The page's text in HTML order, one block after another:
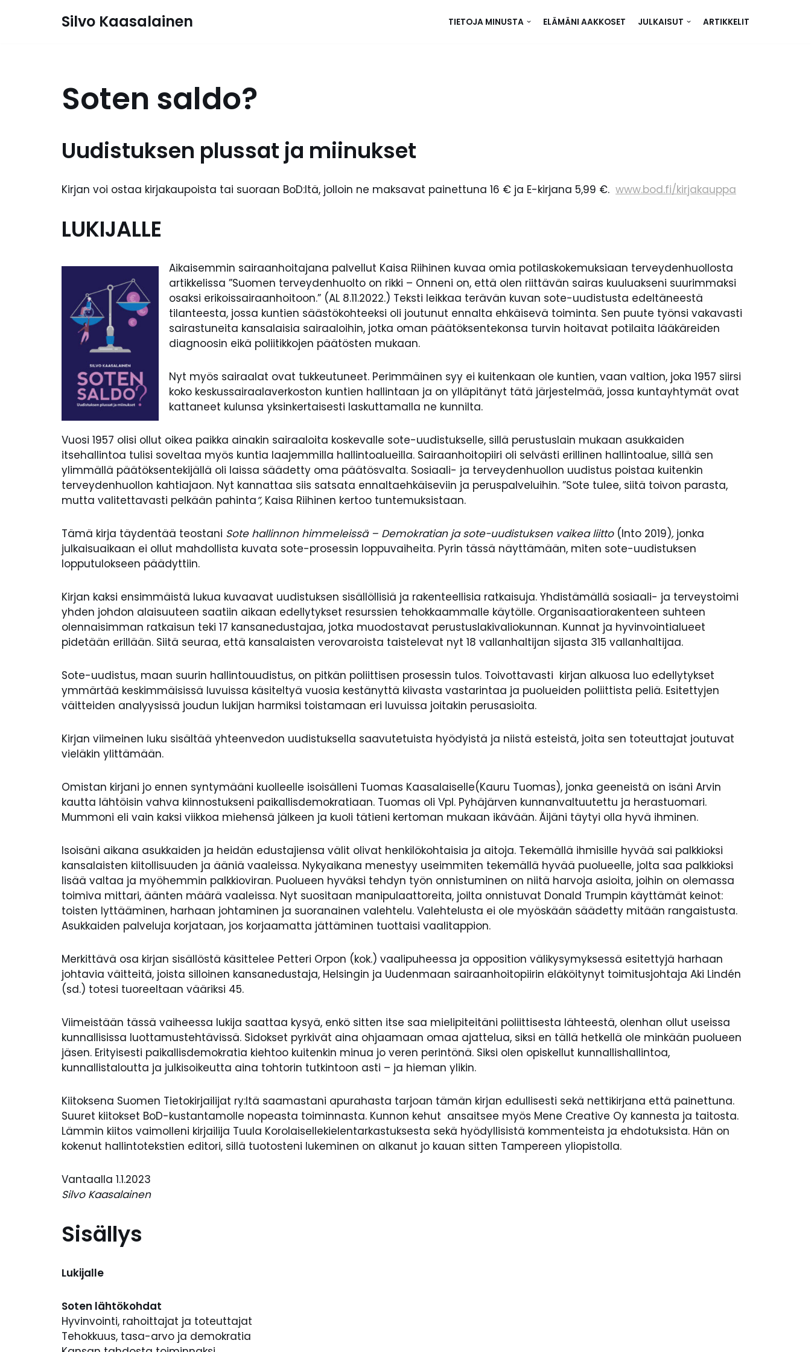
Silvo Kaasalainen TIETOJA MINUSTA ELÄMÄNI AAKKOSET JULKAISUT ARTIKKELIT
Soten saldo?
Uudistuksen plussat ja miinukset
Kirjan voi ostaa kirjakaupoista tai suoraan BoD:ltä, jolloin ne maksavat painettuna 16 € ja E-kirjana 5,99 €. www.bod.fi/kirjakauppa
LUKIJALLE
Aikaisemmin sairaanhoitajana palvellut Kaisa Riihinen kuvaa omia potilaskokemuksiaan terveydenhuollosta
artikkelissa ”Suomen terveydenhuolto on rikki – Onneni on, että olen riittävän sairas kuuluakseni suurimmaksi
osaksi erikoissairaanhoitoon.” (AL 8.11.2022.) Teksti leikkaa terävän kuvan sote-uudistusta edeltäneestä
tilanteesta, jossa kuntien säästökohteeksi oli joutunut ennalta ehkäisevä toiminta. Sen puute työnsi vakavasti
sairastuneita kansalaisia sairaaloihin, jotka oman päätöksentekonsa turvin hoitavat potilaita lääkäreiden
diagnoosin eikä poliitikkojen päätösten mukaan.
Nyt myös sairaalat ovat tukkeutuneet. Perimmäinen syy ei kuitenkaan ole kuntien, vaan valtion, joka 1957 siirsi
koko keskussairaalaverkoston kuntien hallintaan ja on ylläpitänyt tätä järjestelmää, jossa kuntayhtymät ovat
kattaneet kulunsa yksinkertaisesti laskuttamalla ne kunnilta.
Vuosi 1957 olisi ollut oikea paikka ainakin sairaaloita koskevalle sote-uudistukselle, sillä perustuslain mukaan asukkaiden
itsehallintoa tulisi soveltaa myös kuntia laajemmilla hallintoalueilla. Sairaanhoitopiiri oli selvästi erillinen hallintoalue, sillä sen
ylimmällä päätöksentekijällä oli laissa säädetty oma päätösvalta. Sosiaali- ja terveydenhuollon uudistus poistaa kuitenkin
terveydenhuollon kahtiajaon. Nyt kannattaa siis satsata ennaltaehkäiseviin ja peruspalveluihin. ”Sote tulee, siitä toivon parasta,
mutta valitettavasti pelkään pahinta”, Kaisa Riihinen kertoo tuntemuksistaan.
Tämä kirja täydentää teostani Sote hallinnon himmeleissä – Demokratian ja sote-uudistuksen vaikea liitto (Into 2019), jonka
julkaisuaikaan ei ollut mahdollista kuvata sote-prosessin loppuvaiheita. Pyrin tässä näyttämään, miten sote-uudistuksen
lopputulokseen päädyttiin.
Kirjan kaksi ensimmäistä lukua kuvaavat uudistuksen sisällöllisiä ja rakenteellisia ratkaisuja. Yhdistämällä sosiaali- ja terveystoimi
yhden johdon alaisuuteen saatiin aikaan edellytykset resurssien tehokkaammalle käytölle. Organisaatiorakenteen suhteen
olennaisimman ratkaisun teki 17 kansanedustajaa, jotka muodostavat perustuslakivaliokunnan. Kunnat ja hyvinvointialueet
pidetään erillään. Siitä seuraa, että kansalaisten verovaroista taistelevat nyt 18 vallanhaltijan sijasta 315 vallanhaltijaa.
Sote-uudistus, maan suurin hallintouudistus, on pitkän poliittisen prosessin tulos. Toivottavasti kirjan alkuosa luo edellytykset
ymmärtää keskimmäisissä luvuissa käsiteltyä vuosia kestänyttä kiivasta vastarintaa ja puolueiden poliittista peliä. Esitettyjen
väitteiden analyysissä joudun lukijan harmiksi toistamaan eri luvuissa joitakin perusasioita.
Kirjan viimeinen luku sisältää yhteenvedon uudistuksella saavutetuista hyödyistä ja niistä esteistä, joita sen toteuttajat joutuvat
vieläkin ylittämään.
Omistan kirjani jo ennen syntymääni kuolleelle isoisälleni Tuomas Kaasalaiselle(Kauru Tuomas), jonka geeneistä on isäni Arvin
kautta lähtöisin vahva kiinnostukseni paikallisdemokratiaan. Tuomas oli Vpl. Pyhäjärven kunnanvaltuutettu ja herastuomari.
Mummoni eli vain kaksi viikkoa miehensä jälkeen ja kuoli tätieni kertoman mukaan ikävään. Äijäni täytyi olla hyvä ihminen.
Isoisäni aikana asukkaiden ja heidän edustajiensa välit olivat henkilökohtaisia ja aitoja. Tekemällä ihmisille hyvää sai palkkioksi
kansalaisten kiitollisuuden ja ääniä vaaleissa. Nykyaikana menestyy useimmiten tekemällä hyvää puolueelle, jolta saa palkkioksi
lisää valtaa ja myöhemmin palkkioviran. Puolueen hyväksi tehdyn työn onnistuminen on niitä harvoja asioita, joihin on olemassa
toimiva mittari, äänten määrä vaaleissa. Nyt suositaan manipulaattoreita, joilta onnistuvat Donald Trumpin käyttämät keinot:
toisten lyttääminen, harhaan johtaminen ja suoranainen valehtelu. Valehtelusta ei ole myöskään säädetty mitään rangaistusta.
Asukkaiden palveluja korjataan, jos korjaamatta jättäminen tuottaisi vaalitappion.
Merkittävä osa kirjan sisällöstä käsittelee Petteri Orpon (kok.) vaalipuheessa ja opposition välikysymyksessä esitettyjä harhaan
johtavia väitteitä, joista silloinen kansanedustaja, Helsingin ja Uudenmaan sairaanhoitopiirin eläköitynyt toimitusjohtaja Aki Lindén
(sd.) totesi tuoreeltaan vääriksi 45.
Viimeistään tässä vaiheessa lukija saattaa kysyä, enkö sitten itse saa mielipiteitäni poliittisesta lähteestä, olenhan ollut useissa
kunnallisissa luottamustehtävissä. Sidokset pyrkivät aina ohjaamaan omaa ajattelua, siksi en tällä hetkellä ole minkään puolueen
jäsen. Erityisesti paikallisdemokratia kiehtoo kuitenkin minua jo veren perintönä. Siksi olen opiskellut kunnallishallintoa,
kunnallistaloutta ja julkisoikeutta aina tohtorin tutkintoon asti – ja hieman ylikin.
Kiitoksena Suomen Tietokirjailijat ry:ltä saamastani apurahasta tarjoan tämän kirjan edullisesti sekä nettikirjana että painettuna.
Suuret kiitokset BoD-kustantamolle nopeasta toiminnasta. Kunnon kehut ansaitsee myös Mene Creative Oy kannesta ja taitosta.
Lämmin kiitos vaimolleni kirjailija Tuula Korolaisellekielentarkastuksesta sekä hyödyllisistä kommenteista ja ehdotuksista. Hän on
kokenut hallintotekstien editori, sillä tuotosteni lukeminen on alkanut jo kauan sitten Tampereen yliopistolla.
Vantaalla 1.1.2023
Silvo Kaasalainen
Sisällys
Lukijalle
Soten lähtökohdat
Hyvinvointi, rahoittajat ja toteuttajat
Tehokkuus, tasa-arvo ja demokratia